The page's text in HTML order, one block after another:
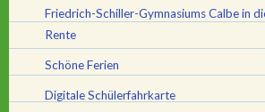
Friedrich-Schiller-Gymnasiums Calbe in
Rente
Schöne Ferien
Digitale Schülerfahrkarte